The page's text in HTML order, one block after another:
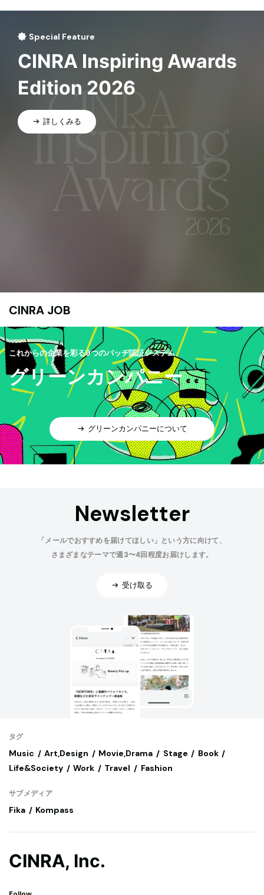
Special Feature
CINRA Inspiring Awards
Edition 2026
詳しくみる
CINRA JOB
これからの企業を彩る9つのバッヂ認証システム
グリーンカンパニー
グリーンカンパニーについて
Newsletter
「メールでおすすめを届けてほしい」という方に向けて、
さまざまなテーマで週3〜4回程度お届けします。
受け取る
タグ
Music Art,Design Movie,Drama Stage
Book
Life&Society
Work Travel Fashion
サブメディア
Fika Kompass
CINRA, Inc.